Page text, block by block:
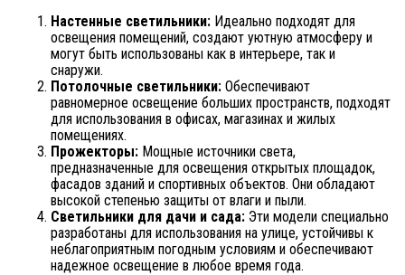
Настенные светильники: Идеально подходят для
освещения помещений, создают уютную атмосферу и
могут быть использованы как в интерьере, так и
снаружи.
Потолочные светильники: Обеспечивают
равномерное освещение больших пространств, подходят
для использования в офисах, магазинах и жилых
помещениях.
Прожекторы: Мощные источники света,
предназначенные для освещения открытых площадок,
фасадов зданий и спортивных объектов. Они обладают
высокой степенью защиты от влаги и пыли.
Светильники для дачи и сада: Эти модели специально
разработаны для использования на улице, устойчивы к
неблагоприятным погодным условиям и обеспечивают
надежное освещение в любое время года.